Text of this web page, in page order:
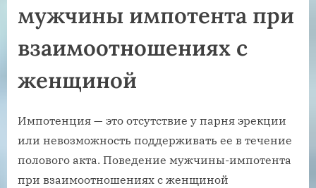
мужчины импотента при
взаимоотношениях с
женщиной
Импотенция — это отсутствие у парня эрекции
или невозможность поддерживать ее в течение
полового акта. Поведение мужчины-импотента
при взаимоотношениях с женщиной